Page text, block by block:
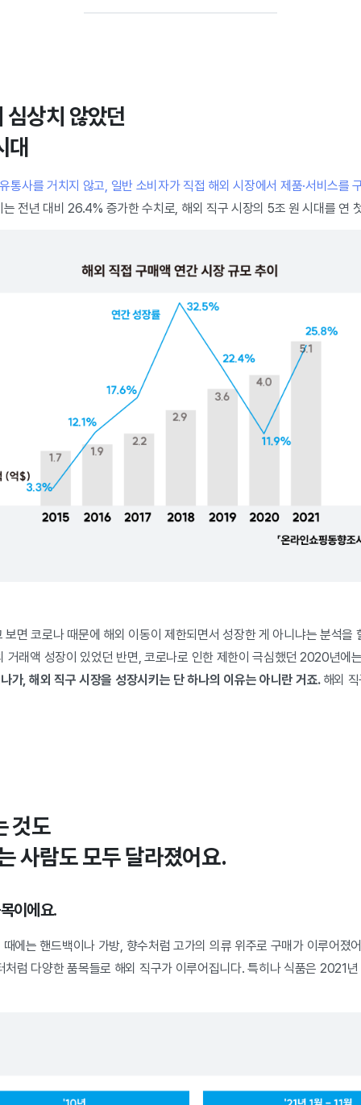
심상치 않았던
대
통사를 거치지 않고, 일반 소비자가 직접 해외 시장에서 제품·서비스를
전년 대비 26.4% 증가한 수치로, 해외 직구 시장의 5조 원 시대를 연
면 코로나 때문에 해외 이동이 제한되면서 성장한 게 아니냐는 분석을
래액 성장이 있었던 반면, 코로나로 인한 제한이 극심했던 2020년에
가, 해외 직구 시장을 성장시키는 단 하나의 이유는 아니란 거죠. 해외
것도
사람도 모두 달라졌어요.
이에요.
에는 핸드백이나 가방, 향수처럼 고가의 의류 위주로 구매가 이루어졌
처럼 다양한 품목들로 해외 직구가 이루어집니다. 특히나 식품은 2021